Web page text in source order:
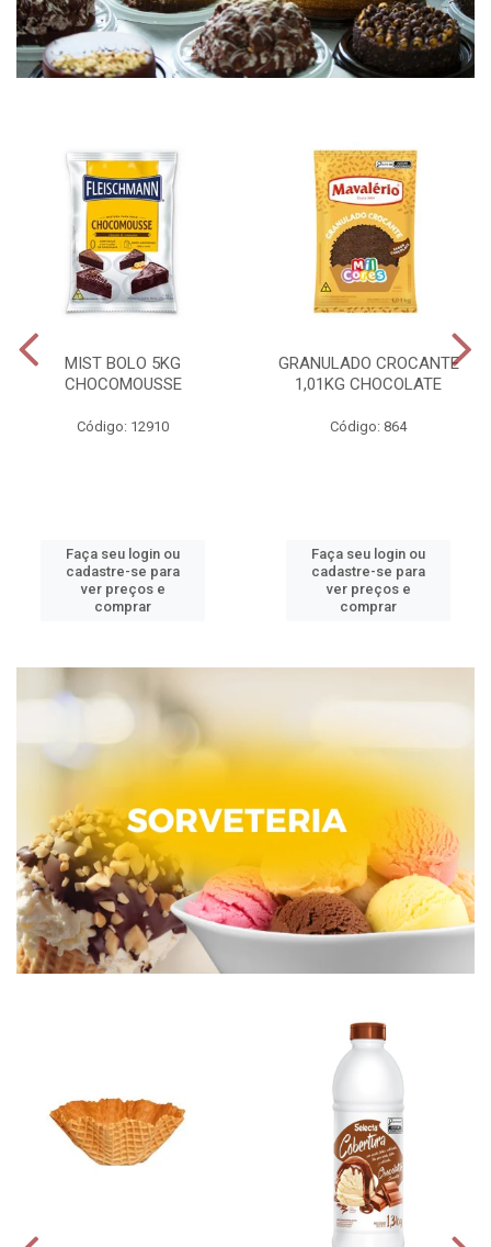
MIST BOLO 5KG
CHOCOMOUSSE
Código: 12910
Faça seu login ou
cadastre-se para
ver preços e
comprar
GRANULADO CROCANTE
1,01KG CHOCOLATE
Código: 864
Faça seu login ou
cadastre-se para
ver preços e
comprar